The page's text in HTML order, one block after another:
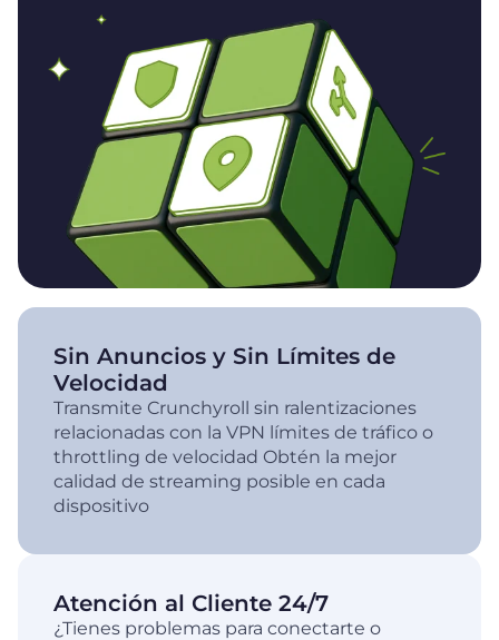
Sin Anuncios y Sin Límites de
Velocidad
Transmite Crunchyroll sin ralentizaciones
relacionadas con la VPN límites de tráfico o
throttling de velocidad Obtén la mejor
calidad de streaming posible en cada
dispositivo
Atención al Cliente 24/7
¿Tienes problemas para conectarte o